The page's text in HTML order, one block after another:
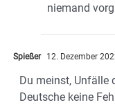
niemand
Spießer 12. Dezember
Du meinst, Unfälle
Deutsche keine